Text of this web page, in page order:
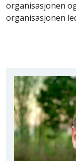
organisasjonen
organisasjonen